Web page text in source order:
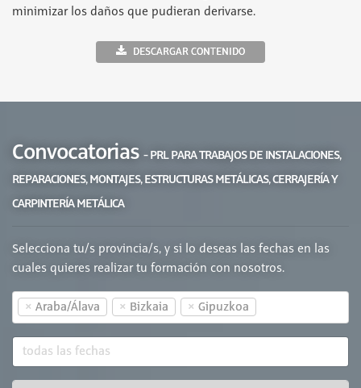
minimizar los daños que pudieran derivarse.
DESCARGAR CONTENIDO
Convocatorias - PRL PARA TRABAJOS DE INSTALACIONES,
REPARACIONES, MONTAJES, ESTRUCTURAS METÁLICAS, CERRAJERÍA Y
CARPINTERÍA METÁLICA
Selecciona tu/s provincia/s, y si lo deseas las fechas en las
cuales quieres realizar tu formación con nosotros.
× Araba/Álava × Bizkaia × Gipuzkoa